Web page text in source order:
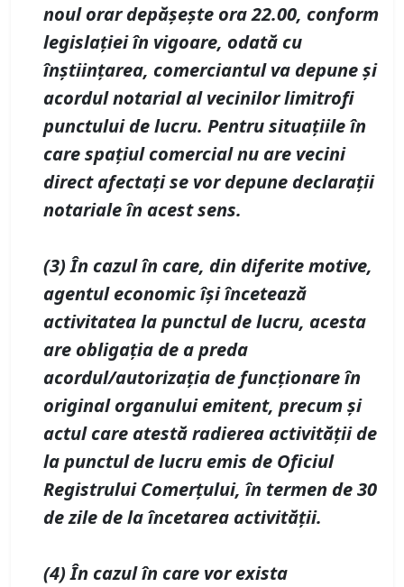
noul orar depăşeşte ora 22.00, conform
legislaţiei în vigoare, odată cu
înştiinţarea, comerciantul va depune şi
acordul notarial alvecinilor limitrofi
punctului de lucru. Pentru situaţiile în
care spaţiul comercial nu are vecini
direct afectaţi se vor depune declaraţii
notariale în acest sens.
(3) În cazul în care, din diferite motive,
agentul economic îşi încetează
activitatea la punctul de lucru, acesta
are obligaţia de a preda
acordul/autorizaţia de funcţionare în
original organului emitent, precum şi
actul care atestă radierea activităţii de
la punctul de lucru emis de Oficiul
Registrului Comerţului, în termen de 30
de zile de la încetarea activităţii.
(4) În cazul în care vor exista